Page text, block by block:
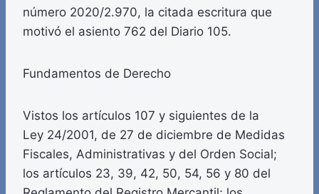
número 2020/2.970, la citada escritura que
motivó el asiento 762 del Diario 105.
Fundamentos de Derecho
Vistos los artículos 107 y siguientes de la
Ley 24/2001, de 27 de diciembre de Medidas
Fiscales, Administrativas y del Orden Social;
los artículos 23, 39, 42, 50, 54, 56 y 80 del